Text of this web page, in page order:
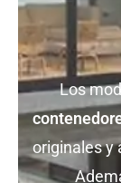
Los
originales y